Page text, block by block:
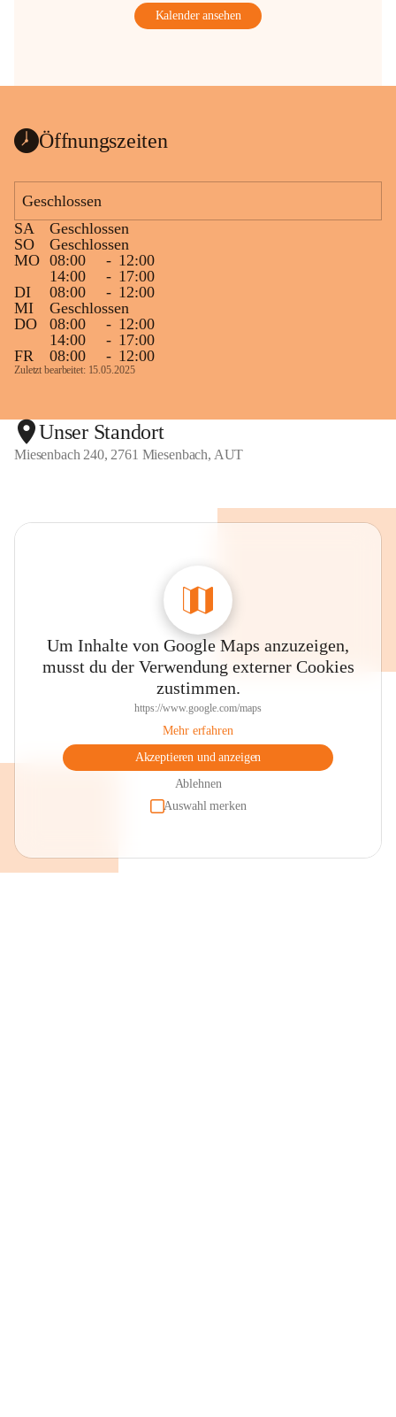
Kalender ansehen
Öffnungszeiten
Geschlossen
SA
Geschlossen
SO
Geschlossen
MO 08:00 - 12:00
14:00
- 17:00
DI
08:00 - 12:00
MI
Geschlossen
DO
08:00 - 12:00
14:00
- 17:00
FR
08:00 - 12:00
Zuletzt bearbeitet: 15.05.2025
Unser Standort
Miesenbach 240, 2761 Miesenbach, AUT
Um Inhalte von Google Maps anzuzeigen,
musst du der Verwendung externer Cookies
zustimmen.
https://www.google.com/maps
Mehr erfahren
Akzeptieren und anzeigen
Ablehnen
Auswahl merken